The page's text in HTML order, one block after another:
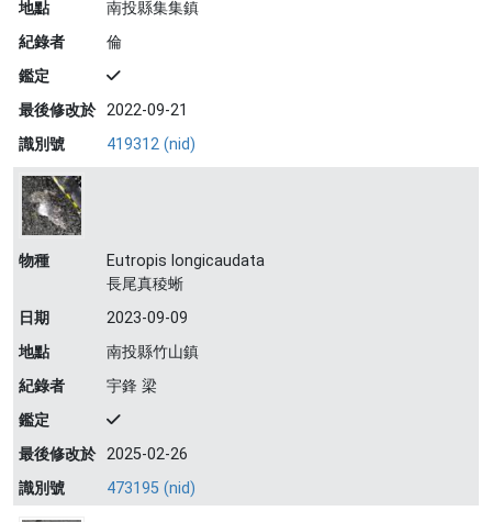
地點
南投縣集集鎮
紀錄者
倫
鑑定
最後修改於 2022-09-21
識別號
419312 (nid)
物種
Eutropis longicaudata
長尾真稜蜥
日期
2023-09-09
地點
南投縣竹山鎮
紀錄者
宇鋒 梁
鑑定
最後修改於 2025-02-26
識別號
473195 (nid)